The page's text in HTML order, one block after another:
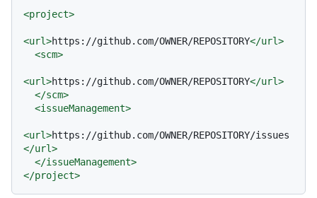
<project>
<url>https://github.com/OWNER/REPOSITORY</url>
<scm>
<url>https://github.com/OWNER/REPOSITORY</url>
</scm>
<issueManagement>
<url>https://github.com/OWNER/REPOSITORY/issues
</url>
</issueManagement>
</project>